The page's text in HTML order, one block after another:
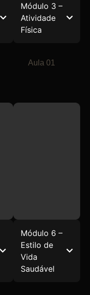
Módulo 3 –
Atividade
Física
Aula 01
Módulo 6 –
Estilo de
Vida
Saudável